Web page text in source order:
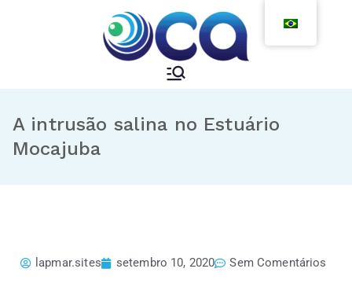
A intrusão salina no Estuário
Mocajuba
lapmar.sites setembro 10, 2020 Sem Comentários